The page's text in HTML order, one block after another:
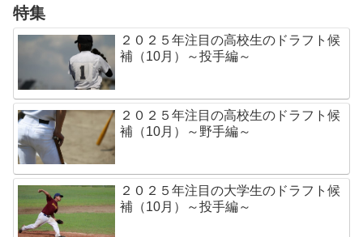
特集
２０２５年注目の高校生のドラフト候
補（10月）～投手編～
２０２５年注目の高校生のドラフト候
補（10月）～野手編～
２０２５年注目の大学生のドラフト候
補（10月）～投手編～